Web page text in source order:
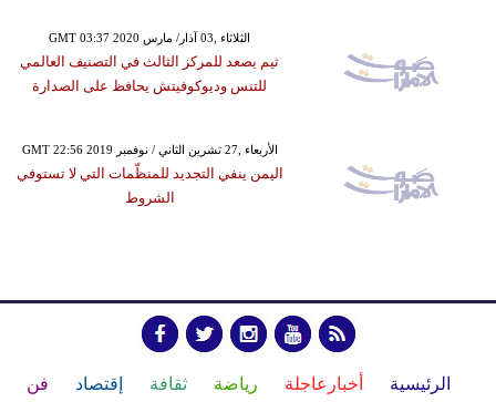
GMT 03:37 2020 الثلاثاء ,03 آذار/ مارس
ثيم يصعد للمركز الثالث في التصنيف العالمي
للتنس وديوكوفيتش يحافظ على الصدارة
GMT 22:56 2019 الأربعاء ,27 تشرين الثاني / نوفمبر
اليمن ينفي التجديد للمنظّمات التي لا تستوفي
الشروط
الرئيسية أخبارعاجلة رياضة ثقافة إقتصاد فن